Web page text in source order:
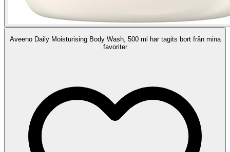
Aveeno Daily Moisturising Body Wash, 500 ml har tagits bort från mina
favoriter